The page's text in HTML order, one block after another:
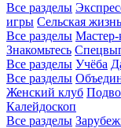
Все разделы
игры Сельская жизнь
Все разделы Мастер-
Знакомьтесь
Все разделы Учёба
Все разделы
Женский клуб
Калейдоскоп
Все разделы